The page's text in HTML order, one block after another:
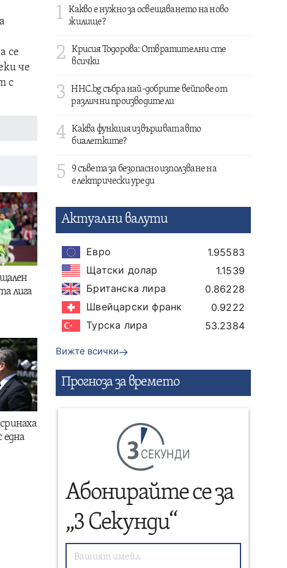
се
че
с
лига
една
1
Какво е нужно за освещаването на ново
жилище?
2
Крисия Тодорова: Отвратителни сте
всички
3
HHC.bg събра най-добрите вейпове от
различни производители
4 Каква функция извършват авто
биалетките?
5
9 съвета за безопасно използване на
електрически уреди
Актуални валути
Евро
1.95583
Щатски долар
1.1539
Британска лира
0.86228
Швейцарски франк
0.9222
Турска лира
53.2384
Вижте всички
Прогнозa за времето
СЕКУНДИ
Абонирайте се за
„3 Секунди“